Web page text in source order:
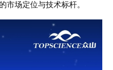
市场定位与技术标杆。